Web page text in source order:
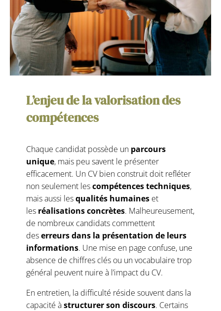
L’enjeu de la valorisation des
compétences
Chaque candidat possède un parcours
unique, mais peu savent le présenter
efficacement. Un CV bien construit doit refléter
non seulement lescompétences techniques,
mais aussi lesqualités humaineset
les réalisations concrètes. Malheureusement,
de nombreux candidats commettent
deserreurs dans la présentation de leurs
informations. Une mise en page confuse, une
absence de chiffres clés ou un vocabulaire trop
général peuvent nuire à l’impact du CV.
En entretien, la difficulté réside souvent dans la
capacité àstructurer son discours. Certains